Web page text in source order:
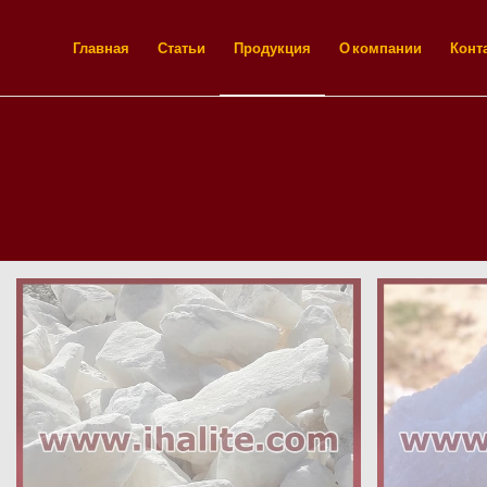
Главная Статьи Продукция О компании